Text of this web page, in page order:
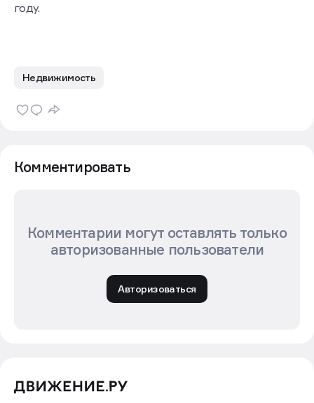
году.
Недвижимость
Комментировать
Комментарии могут оставлять только
авторизованные пользователи
Авторизоваться